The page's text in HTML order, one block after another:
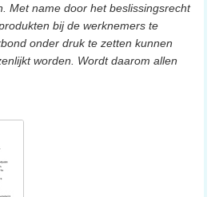
Met name door het beslissingsrecht
bij de werknemers te
onder druk te zetten kunnen
worden. Wordt daarom allen